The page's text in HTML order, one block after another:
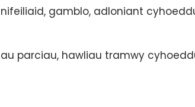
gamblo, adloniant
parciau, hawliau tramwy